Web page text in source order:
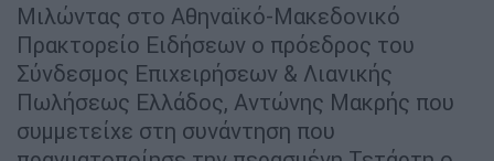
Μιλώντας στο Αθηναϊκό-Μακεδονικό
Πρακτορείο Ειδήσεων ο πρόεδρος του
Σύνδεσμος Επιχειρήσεων & Λιανικής
Πωλήσεως Ελλάδος, Αντώνης Μακρής που
συμμετείχε στη συνάντηση που